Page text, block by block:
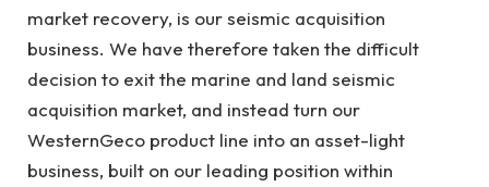
market recovery, is our seismic acquisition
business. We have therefore taken the difficult
decision to exit the marine and land seismic
acquisition market, and instead turn our
WesternGeco product line into an asset-light
business, built on our leading position within